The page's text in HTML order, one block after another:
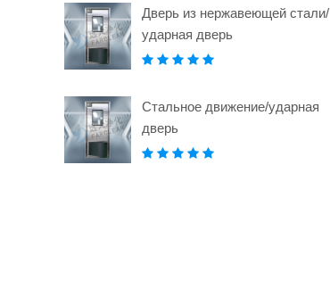
Дверь из нержавеющей стали/
ударная дверь
Стальное движение/ударная
дверь